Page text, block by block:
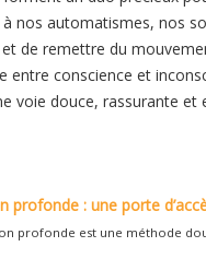
nos automatismes, nos
de remettre du
entre conscience et
voie douce, rassurante
profonde : une porte
profonde est une méthode